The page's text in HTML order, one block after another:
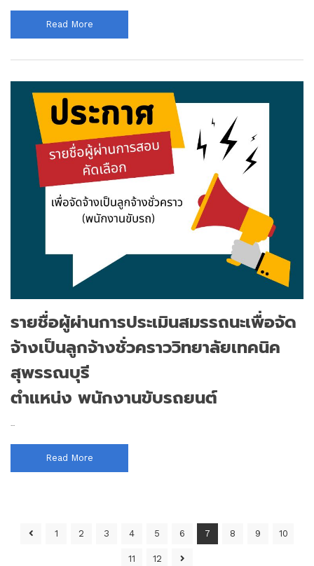
Read More
รายชื่อผู้ผ่านการประเมินสมรรถนะเพื่อจัด
จ้างเป็นลูกจ้างชั่วคราววิทยาลัยเทคนิค
สุพรรณบุรี
ตำแหน่ง พนักงานขับรถยนต์
...
Read More
1 2 3 4 5 6 7 8 9 10
11 12